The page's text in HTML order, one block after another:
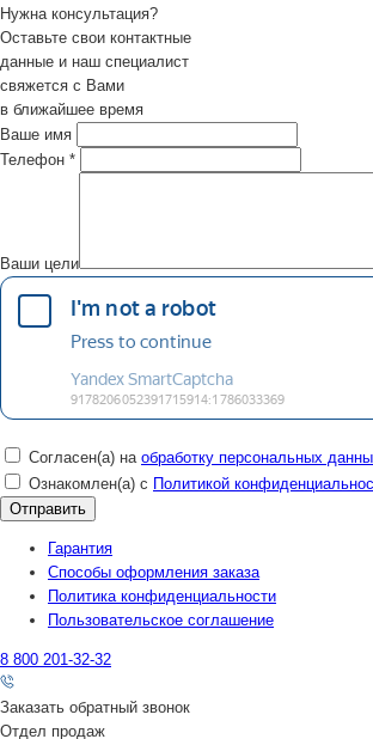
Нужна консультация?
Оставьте свои контактные
данные и наш специалист
свяжется с Вами
в ближайшее время
Ваше имя
Телефон *
Ваши цели
Согласен(а) на обработку персональных
Ознакомлен(а) с Политикой
Гарантия
Способы оформления заказа
Политика конфиденциальности
Пользовательское соглашение
8 800 201-32-32
Заказать обратный звонок
Отдел продаж